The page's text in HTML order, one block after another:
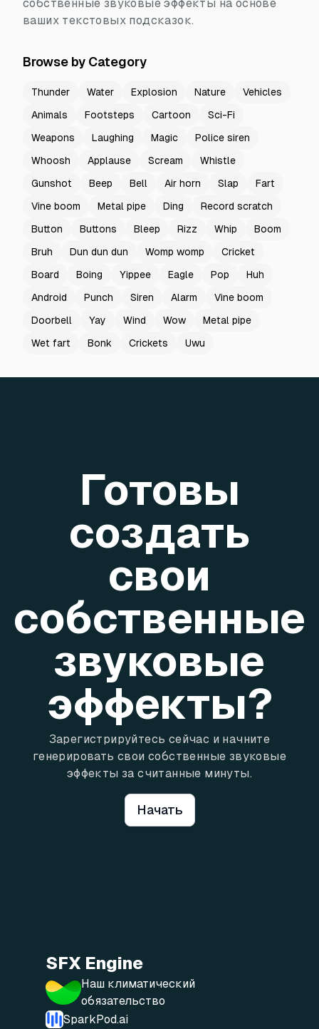
собственные звуковые эффекты на основе
ваших текстовых подсказок.
Browse by Category
Thunder Water Explosion Nature
Vehicles
Animals
Footsteps Cartoon
Sci-Fi
Weapons
Laughing Magic
Police siren
Whoosh
Applause Scream
Whistle
Gunshot
Beep Bell Air horn Slap
Fart
Vine boom
Metal pipe Ding
Record scratch
Button
Buttons Bleep Rizz Whip
Boom
Bruh
Dun dun dun Womp womp
Cricket
Board
Boing Yippee Eagle Pop
Huh
Android
Punch Siren Alarm
Vine boom
Doorbell
Yay Wind Wow
Metal pipe
Wet fart
Bonk Crickets Uwu
Готовы
создать
свои
собственные
звуковые
эффекты?
Зарегистрируйтесь сейчас и начните
генерировать свои собственные звуковые
эффекты за считанные минуты.
Начать
SFX Engine
Наш климатический
обязательство
SparkPod.ai